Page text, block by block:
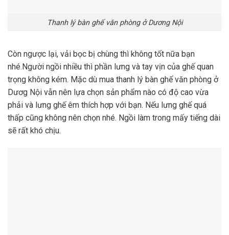
Thanh lý bàn ghế văn phòng ở Dương Nội
Còn ngược lại, vải bọc bị chùng thì không tốt nữa bạn
nhé.Người ngồi nhiều thì phần lưng và tay vịn của ghế quan
trọng không kém. Mặc dù mua thanh lý bàn ghế văn phòng ở
Dươg Nội vẫn nên lựa chọn sản phẩm nào có độ cao vừa
phải và lưng ghế êm thích hợp với bạn. Nếu lưng ghế quá
thấp cũng không nên chọn nhé. Ngồi làm trong mấy tiếng dài
sẽ rất khó chịu.